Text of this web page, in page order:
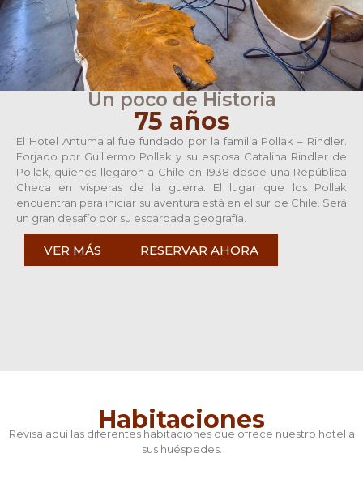
Un poco de Historia
75 años
El Hotel Antumalal fue fundado por la familia Pollak – Rindler.
Forjado por Guillermo Pollak y su esposa Catalina Rindler de
Pollak, quienes llegaron a Chile en 1938 desde una República
Checa en vísperas de la guerra. El lugar que los Pollak
encuentran para iniciar su aventura está en el sur de Chile. Será
un gran desafío por su escarpada geografía.
VER MÁS RESERVAR AHORA
Habitaciones
Revisa aquí las diferentes habitaciones que ofrece nuestro hotel a
sus huéspedes.